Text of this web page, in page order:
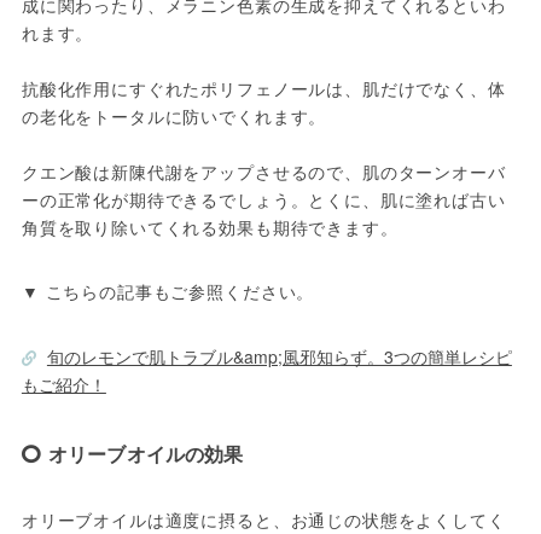
成に関わったり、メラニン色素の生成を抑えてくれるといわ
れます。
抗酸化作用にすぐれたポリフェノールは、肌だけでなく、体
の老化をトータルに防いでくれます。
クエン酸は新陳代謝をアップさせるので、肌のターンオーバ
ーの正常化が期待できるでしょう。とくに、肌に塗れば古い
角質を取り除いてくれる効果も期待できます。
▼ こちらの記事もご参照ください。
旬のレモンで肌トラブル&amp;風邪知らず。3つの簡単レシピ
もご紹介！
オリーブオイルの効果
オリーブオイルは適度に摂ると、お通じの状態をよくしてく